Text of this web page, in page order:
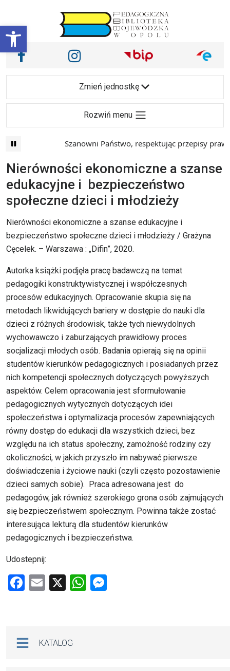
Otwórz pasek narzędzi
Main Navigation
Nasze media społecznościowe i inne
Facebook Instagram
Zmień jednostkę
Rozwiń menu
Szanowni Państwo, respektując przepisy
Nierówności ekonomiczne a szanse
edukacyjne i bezpieczeństwo
społeczne dzieci i młodzieży
Nierówności ekonomiczne a szanse edukacyjne i
bezpieczeństwo społeczne dzieci i młodzieży / Grażyna
Cęcelek. – Warszawa : „Difin”, 2020.
Autorka książki podjęła pracę badawczą na temat
pedagogiki konstruktywistycznej i współczesnych
procesów edukacyjnych. Opracowanie skupia się na
metodach likwidujących bariery w dostępie do nauki dla
dzieci z różnych środowisk, także tych niewydolnych
wychowawczo i zaburzających prawidłowy proces
socjalizacji młodych osób. Badania opierają się na opinii
studentów kierunków pedagogicznych i posiadanych przez
nich kompetencji społecznych dotyczących powyższych
aspektów. Celem opracowania jest sformułowanie
pedagogicznych wytycznych dotyczących idei
społeczeństwa i optymalizacja procesów zapewniających
równy dostęp do edukacji dla wszystkich dzieci, bez
względu na ich status społeczny, zamożność rodziny czy
okoliczności, w jakich przyszło im nabywać pierwsze
doświadczenia i życiowe nauki (czyli często pozostawienie
dzieci samych sobie). Praca adresowana jest do
pedagogów, jak również szerokiego grona osób zajmujących
się bezpieczeństwem społecznym. Powinna także zostać
interesująca lekturą dla studentów kierunków
pedagogicznych i bezpieczeństwa.
Udostepnij:
F
o
E
X
W
KATALOG